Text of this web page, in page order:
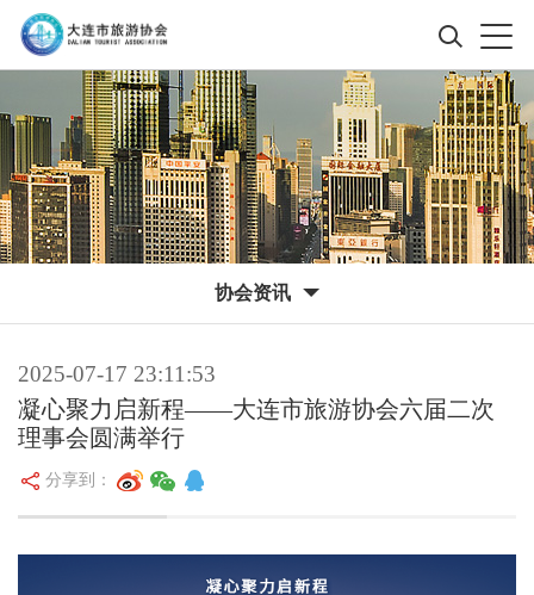
协会资讯
2025-07-17 23:11:53
凝心聚力启新程——大连市旅游协会六届二次
理事会圆满举行
分享到：